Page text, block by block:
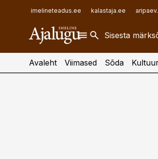
imelineteadus.ee kalastaja.ee
finantsuudised.ee
aritehnoloogia.ee
Avaleht Viimased Sõda